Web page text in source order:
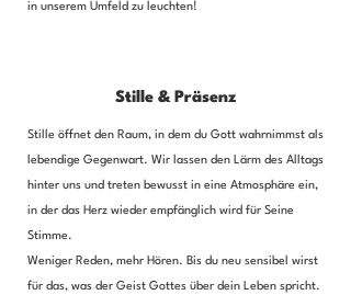
in unserem Umfeld zu leuchten!
Stille & Präsenz
Stille öffnet den Raum, in dem du Gott wahrnimmst als
lebendige Gegenwart. Wir lassen den Lärm des Alltags
hinter uns und treten bewusst in eine Atmosphäre ein,
in der das Herz wieder empfänglich wird für Seine
Stimme.
Weniger Reden, mehr Hören. Bis du neu sensibel wirst
für das, was der Geist Gottes über dein Leben spricht.